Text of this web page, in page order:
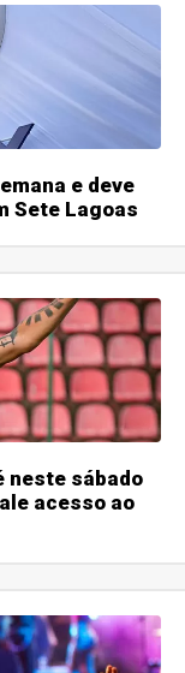
e deve
Sete Lagoas
neste sábado
acesso ao